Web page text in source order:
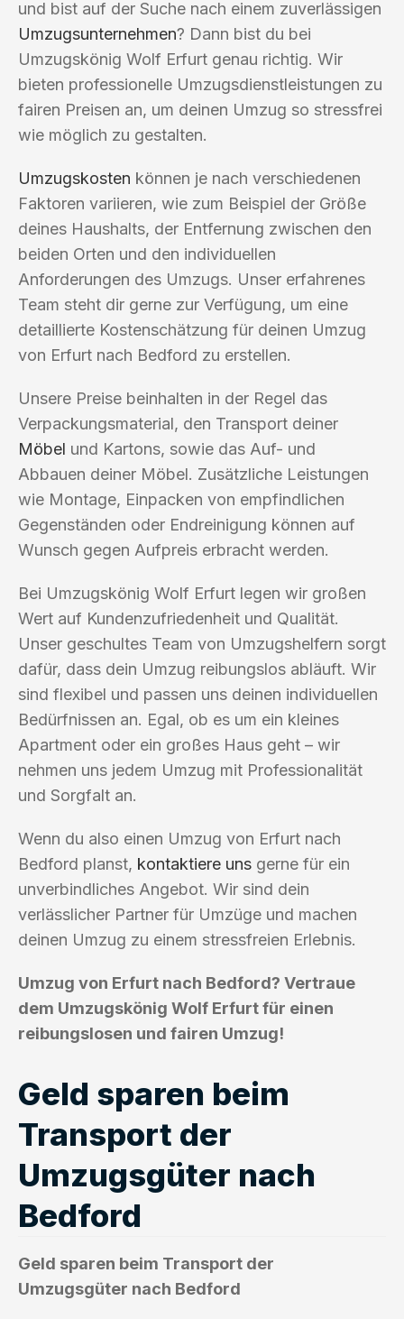
und bist auf der Suche nach einem zuverlässigen
Umzugsunternehmen? Dann bist du bei
Umzugskönig Wolf Erfurt genau richtig. Wir
bieten professionelle Umzugsdienstleistungen zu
fairen Preisen an, um deinen Umzug so stressfrei
wie möglich zu gestalten.
Umzugskosten können je nach verschiedenen
Faktoren variieren, wie zum Beispiel der Größe
deines Haushalts, der Entfernung zwischen den
beiden Orten und den individuellen
Anforderungen des Umzugs. Unser erfahrenes
Team steht dir gerne zur Verfügung, um eine
detaillierte Kostenschätzung für deinen Umzug
von Erfurt nach Bedford zu erstellen.
Unsere Preise beinhalten in der Regel das
Verpackungsmaterial, den Transport deiner
Möbel und Kartons, sowie das Auf- und
Abbauen deiner Möbel. Zusätzliche Leistungen
wie Montage, Einpacken von empfindlichen
Gegenständen oder Endreinigung können auf
Wunsch gegen Aufpreis erbracht werden.
Bei Umzugskönig Wolf Erfurt legen wir großen
Wert auf Kundenzufriedenheit und Qualität.
Unser geschultes Team von Umzugshelfern sorgt
dafür, dass dein Umzug reibungslos abläuft. Wir
sind flexibel und passen uns deinen individuellen
Bedürfnissen an. Egal, ob es um ein kleines
Apartment oder ein großes Haus geht – wir
nehmen uns jedem Umzug mit Professionalität
und Sorgfalt an.
Wenn du also einen Umzug von Erfurt nach
Bedford planst, kontaktiere uns gerne für ein
unverbindliches Angebot. Wir sind dein
verlässlicher Partner für Umzüge und machen
deinen Umzug zu einem stressfreien Erlebnis.
Umzug von Erfurt nach Bedford? Vertraue
dem Umzugskönig Wolf Erfurt für einen
reibungslosen und fairen Umzug!
Geld sparen beim
Transport der
Umzugsgüter nach
Bedford
Geld sparen beim Transport der
Umzugsgüter nach Bedford